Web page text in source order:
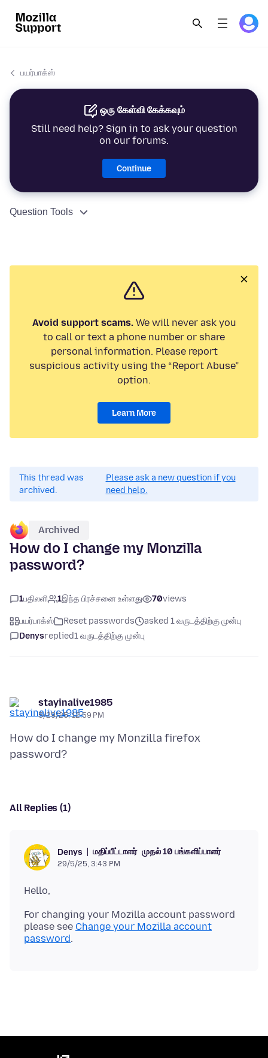
பயர்பாக்ஸ்
ஒரு கேள்வி கேக்கவும்
Still need help? Sign in to ask your question
on our forums.
Continue
Question Tools
Avoid support scams.We will never ask you
to call or text a phone number or share
personal information. Please report
suspicious activity using the “Report Abuse”
option.
Learn More
This thread was
archived.
Please ask a new question if you
need help.
Archived
How do I change my Monzilla
password?
1பதிலளி 1இந்த பிரச்சனை உள்ளது 70views
பயர்பாக்ஸ் Reset passwords
asked 1 வருடத்திற்கு முன்பு
Denysreplied1 வருடத்திற்கு முன்பு
stayinalive1985
5/29/25, 12:59 PM
How do I change my Monzilla firefox
All Replies (1)
Denys மதிப்பீட்டாளர் முதல் 10 பங்களிப்பாளர்
29/5/25, 3:43 PM
For changing your Mozilla account password
please see Change your Mozilla account
password